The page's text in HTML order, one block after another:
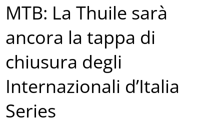
MTB: La Thuile sarà
ancora la tappa di
chiusura degli
Internazionali d’Italia
Series